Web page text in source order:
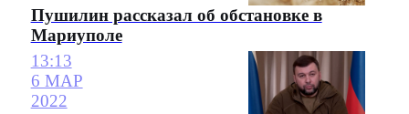
Пушилин рассказал об обстановке в
Мариуполе
13:13
6 МАР
2022